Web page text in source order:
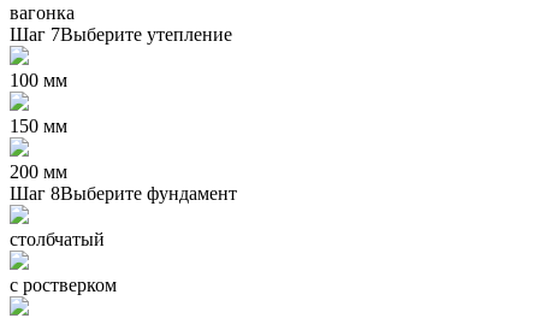
вагонка
Шаг 7Выберите утепление
100 мм
150 мм
200 мм
Шаг 8Выберите фундамент
столбчатый
с ростверком